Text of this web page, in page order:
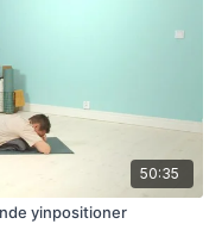
50:35
yinpositioner